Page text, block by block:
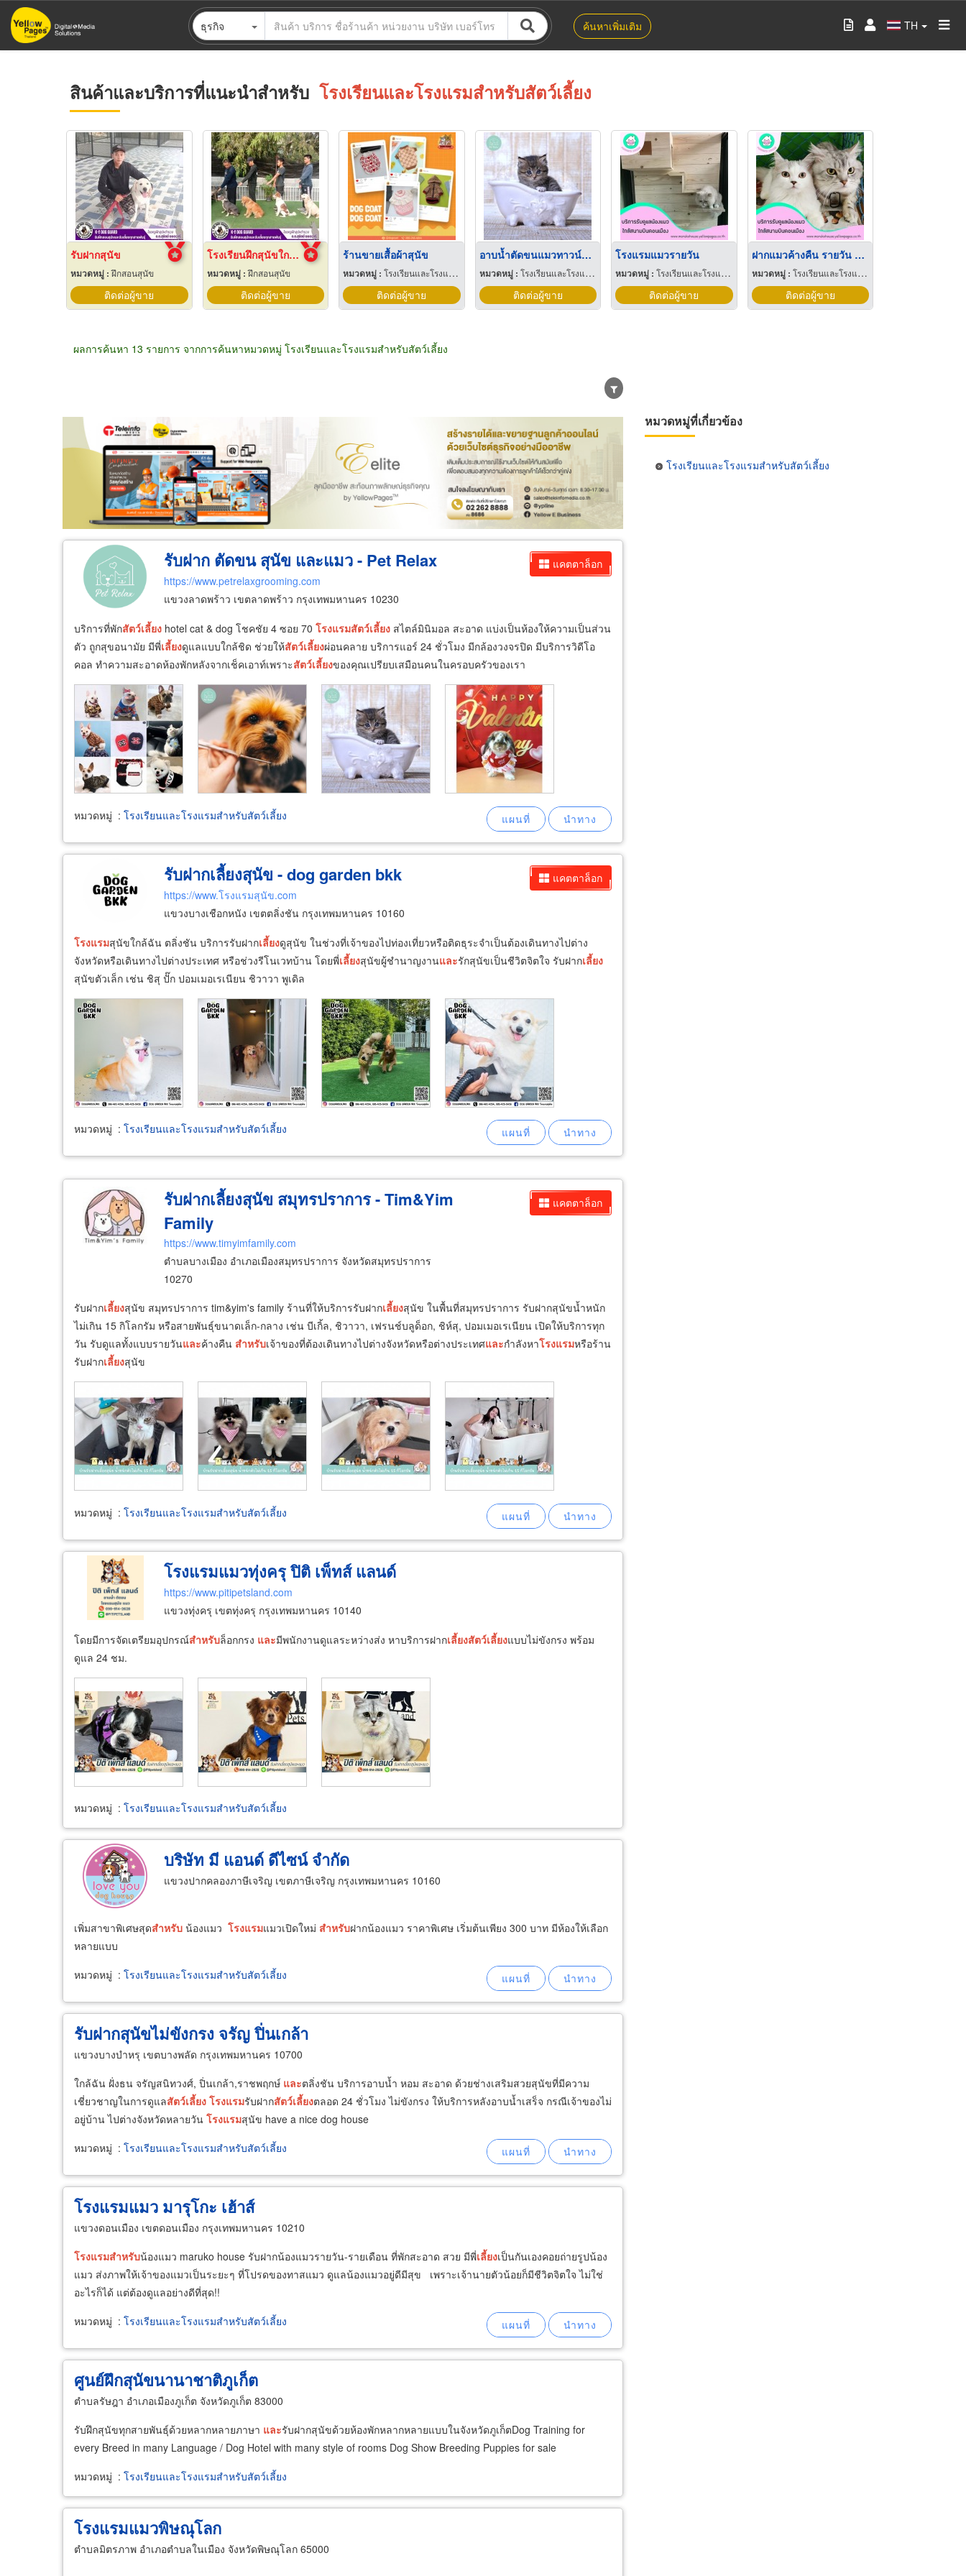
ข้าม
ไป
ธุรกิจ ค้นหาเพิ่มเติม TH
สินค้าและบริการที่แนะนำสำหรับ โรงเรียนและโรงแรมสำหรับสัตว์เลี้ยง
รับฝากสุนัข
หมวดหมู่ :ฝึกสอนสุนัข
ติดต่อผู้ขาย
โรงเรียนฝึกสุนัขใกล้ฉัน
หมวดหมู่ :ฝึกสอนสุนัข
ติดต่อผู้ขาย
ร้านขายเสื้อผ้าสุนัข
หมวดหมู่ : โรงเรียนและโรงแรมสำหรับสัตว์เลี้ยง
ติดต่อผู้ขาย
อาบน้ำตัดขนแมวทาวน์อินทาวน์
หมวดหมู่ : โรงเรียนและโรงแรมสำหรับสัตว์เลี้ยง
ติดต่อผู้ขาย
โรงแรมแมวรายวัน
หมวดหมู่ : โรงเรียนและโรงแรมสำหรับสัตว์เลี้ยง
ติดต่อผู้ขาย
ฝากแมวค้างคืน รายวัน ย่านดอนเมือง
หมวดหมู่ : โรงเรียนและโรงแรมสำหรับสัตว์เลี้ยง
ติดต่อผู้ขาย
ผลการค้นหา 13 รายการ จากการค้นหาหมวดหมู่ โรงเรียนและโรงแรมสำหรับสัตว์เลี้ยง
ขายส่ง ขายปลีก ผู้ผลิต ตัวแทนจัดจำหน่าย ผู้ส่งออก/นำเข้า ธุรกิจบริการ
แคตตาล็อก
รับฝาก ตัดขน สุนัข และแมว - Pet Relax
https://www.petrelaxgrooming.com
แขวงลาดพร้าว เขตลาดพร้าว กรุงเทพมหานคร 10230
บริการที่พักสัตว์เลี้ยง hotel cat & dog โชคชัย 4 ซอย 70 โรงแรมสัตว์เลี้ยง สไตล์มินิมอล สะอาด แบ่งเป็นห้องให้ความเป็นส่วน
ตัว ถูกสุขอนามัย มีพี่เลี้ยงดูแลแบบใกล้ชิด ช่วยให้สัตว์เลี้ยงผ่อนคลาย บริการแอร์ 24 ชั่วโมง มีกล้องวงจรปิด มีบริการวิดีโอ
คอล ทำความสะอาดห้องพักหลังจากเช็คเอาท์เพราะสัตว์เลี้ยงของคุณเปรียบเสมือนคนในครอบครัวของเรา
หมวดหมู่ : โรงเรียนและโรงแรมสำหรับสัตว์เลี้ยง
แคตตาล็อก
รับฝากเลี้ยงสุนัข - dog garden bkk
https://www.โรงแรมสุนัข.com
แขวงบางเชือกหนัง เขตตลิ่งชัน กรุงเทพมหานคร 10160
โรงแรมสุนัขใกล้ฉัน ตลิ่งชัน บริการรับฝากเลี้ยงดูสุนัข ในช่วงที่เจ้าของไปท่องเที่ยวหรือติดธุระจำเป็นต้องเดินทางไปต่าง
จังหวัดหรือเดินทางไปต่างประเทศ หรือช่วงรีโนเวทบ้าน โดยพี่เลี้ยงสุนัขผู้ชำนาญงานและรักสุนัขเป็นชีวิตจิตใจ รับฝากเลี้ยง
สุนัขตัวเล็ก เช่น ชิสุ ปั๊ก ปอมเมอเรเนียน ชิวาวา พูเดิล
หมวดหมู่ : โรงเรียนและโรงแรมสำหรับสัตว์เลี้ยง
แคตตาล็อก
รับฝากเลี้ยงสุนัข สมุทรปราการ - Tim&Yim
Family
https://www.timyimfamily.com
ตำบลบางเมือง อำเภอเมืองสมุทรปราการ จังหวัดสมุทรปราการ
10270
รับฝากเลี้ยงสุนัข สมุทรปราการ tim&yim's family ร้านที่ให้บริการรับฝากเลี้ยงสุนัข ในพื้นที่สมุทรปราการ รับฝากสุนัขน้ำหนัก
ไม่เกิน 15 กิโลกรัม หรือสายพันธุ์ขนาดเล็ก-กลาง เช่น บีเกิ้ล, ชิวาวา, เฟรนช์บลูด็อก, ชิห์สุ, ปอมเมอเรเนียน เปิดให้บริการทุก
วัน รับดูแลทั้งแบบรายวันและค้างคืน สำหรับเจ้าของที่ต้องเดินทางไปต่างจังหวัดหรือต่างประเทศและกำลังหาโรงแรมหรือร้าน
รับฝากเลี้ยงสุนัข
หมวดหมู่ : โรงเรียนและโรงแรมสำหรับสัตว์เลี้ยง
โรงแรมแมวทุ่งครุ ปิติ เพ็ทส์ แลนด์
https://www.pitipetsland.com
แขวงทุ่งครุ เขตทุ่งครุ กรุงเทพมหานคร 10140
โดยมีการจัดเตรียมอุปกรณ์สำหรับล็อกกรง และมีพนักงานดูแลระหว่างส่ง หาบริการฝากเลี้ยงสัตว์เลี้ยงแบบไม่ขังกรง พร้อม
ดูแล 24 ชม.
หมวดหมู่ : โรงเรียนและโรงแรมสำหรับสัตว์เลี้ยง
บริษัท มี แอนด์ ดีไซน์ จำกัด
แขวงปากคลองภาษีเจริญ เขตภาษีเจริญ กรุงเทพมหานคร 10160
เพิ่มสาขาพิเศษสุดสำหรับ น้องแมว โรงแรมแมวเปิดใหม่ สำหรับฝากน้องแมว ราคาพิเศษ เริ่มต้นเพียง 300 บาท มีห้องให้เลือก
หลายแบบ
หมวดหมู่ : โรงเรียนและโรงแรมสำหรับสัตว์เลี้ยง
รับฝากสุนัขไม่ขังกรง จรัญ ปิ่นเกล้า
แขวงบางบำหรุ เขตบางพลัด กรุงเทพมหานคร 10700
ใกล้ฉัน ฝั่งธน จรัญสนิทวงศ์, ปิ่นเกล้า,ราชพฤกษ์ และตลิ่งชัน บริการอาบน้ำ หอม สะอาด ด้วยช่างเสริมสวยสุนัขที่มีความ
เชี่ยวชาญในการดูแลสัตว์เลี้ยง โรงแรมรับฝากสัตว์เลี้ยงตลอด 24 ชั่วโมง ไม่ขังกรง ให้บริการหลังอาบน้ำเสร็จ กรณีเจ้าของไม่
อยู่บ้าน ไปต่างจังหวัดหลายวัน โรงแรมสุนัข have a nice dog house
หมวดหมู่ : โรงเรียนและโรงแรมสำหรับสัตว์เลี้ยง
โรงแรมแมว มารุโกะ เฮ้าส์
แขวงดอนเมือง เขตดอนเมือง กรุงเทพมหานคร 10210
โรงแรมสำหรับน้องแมว maruko house รับฝากน้องแมวรายวัน-รายเดือน ที่พักสะอาด สวย มีพี่เลี้ยงเป็นกันเองคอยถ่ายรูปน้อง
แมว ส่งภาพให้เจ้าของแมวเป็นระยะๆ ที่โปรดของทาสแมว ดูแลน้องแมวอยู่ดีมีสุข เพราะเจ้านายตัวน้อยก็มีชีวิตจิตใจ ไม่ใช่
อะไรก็ได้ แต่ต้องดูแลอย่างดีที่สุด!!
หมวดหมู่ : โรงเรียนและโรงแรมสำหรับสัตว์เลี้ยง
ศูนย์ฝึกสุนัขนานาชาติภูเก็ต
ตำบลรัษฎา อำเภอเมืองภูเก็ต จังหวัดภูเก็ต 83000
รับฝึกสุนัขทุกสายพันธุ์ด้วยหลากหลายภาษา และรับฝากสุนัขด้วยห้องพักหลากหลายแบบในจังหวัดภูเก็ตDog Training for
every Breed in many Language / Dog Hotel with many style of rooms Dog Show Breeding Puppies for sale
หมวดหมู่ : โรงเรียนและโรงแรมสำหรับสัตว์เลี้ยง
โรงแรมแมวพิษณุโลก
ตำบลมิตรภาพ อำเภอตำบลในเมือง จังหวัดพิษณุโลก 65000
หมวดหมู่ที่เกี่ยวข้อง
โรงเรียนและโรงแรมสำหรับสัตว์เลี้ยง